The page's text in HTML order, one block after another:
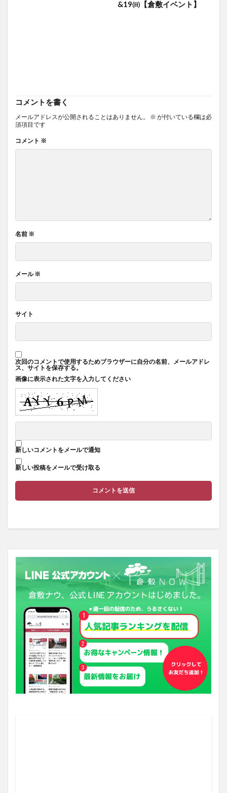
&19㈰【倉敷イベント】
コメントを書く
メールアドレスが公開されることはありません。 ※ が付いている欄は必
須項目です
コメント ※
名前 ※
メール※
サイト
次回のコメントで使用するためブラウザーに自分の名前、メールアドレ
ス、サイトを保存する。
画像に表示された文字を入力してください
新しいコメントをメールで通知
新しい投稿をメールで受け取る